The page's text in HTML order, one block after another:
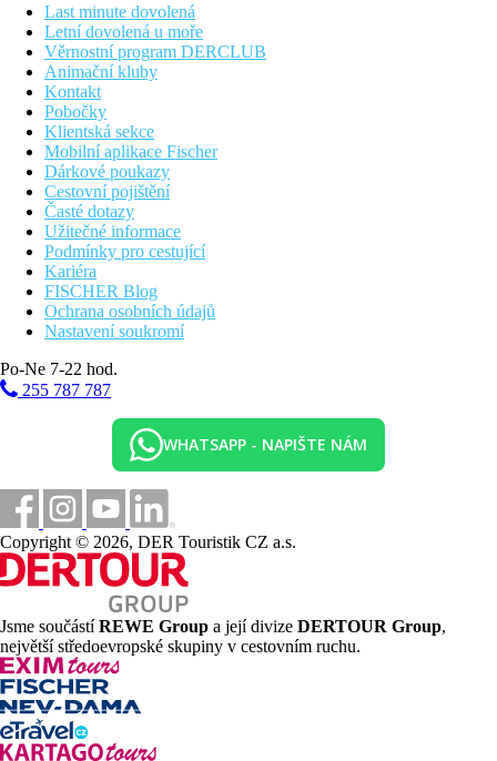
Last minute dovolená
Letní dovolená u moře
Věrnostní program DERCLUB
Animační kluby
Kontakt
Pobočky
Klientská sekce
Mobilní aplikace Fischer
Dárkové poukazy
Cestovní pojištění
Časté dotazy
Užitečné informace
Podmínky pro cestující
Kariéra
FISCHER Blog
Ochrana osobních údajů
Nastavení soukromí
Po-Ne 7-22 hod.
255 787 787
WHATSAPP - NAPIŠTE NÁM
Copyright © 2026, DER Touristik CZ a.s.
Jsme součástíREWE Group a její divize DERTOUR Group,
největší středoevropské skupiny v cestovním ruchu.